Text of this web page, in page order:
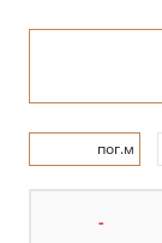
пог.м
-